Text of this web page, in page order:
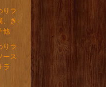
りラ
、き
他
りラ
ース
ラ